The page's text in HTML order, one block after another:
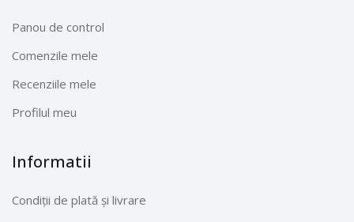
Panou de control
Comenzile mele
Recenziile mele
Profilul meu
Informatii
Condiții de plată și livrare